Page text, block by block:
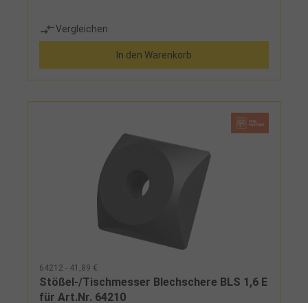
Vergleichen
In den Warenkorb
64212 - 41,89 €
Stößel-/Tischmesser Blechschere BLS 1,6 E
für Art.Nr. 64210